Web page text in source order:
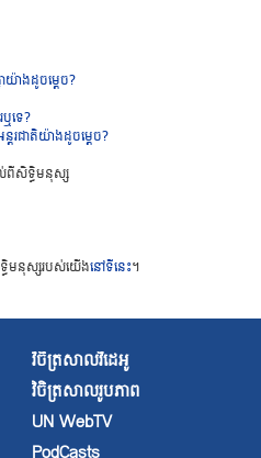
ាង​ដូ​ចម្តេច?
ទេ?
ន្តរ​ជា​តិ​យ៉ាង​ដូ​ចម្តេច?
ពី​សិទ្ធិ​ម​នុស្ស
ម​នុស្ស​របស់​យើង​នៅ​ទី​នេះ។
វិចិត្រសាលវីដេអូ
វិចិត្រសាលរូបភាព
UN WebTV